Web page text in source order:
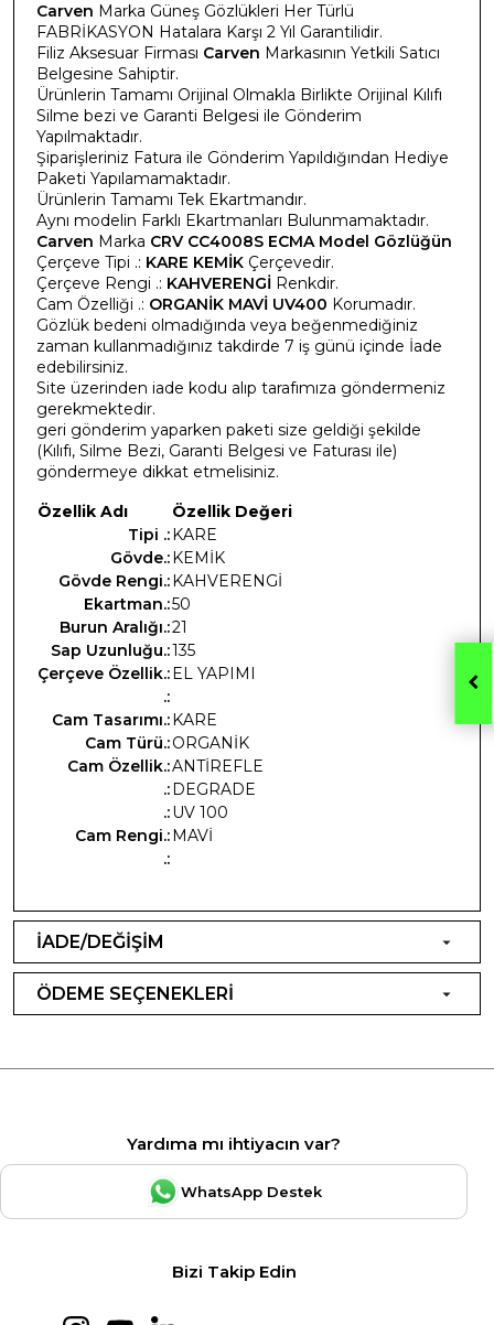
Carven Marka Güneş Gözlükleri Her Türlü
FABRİKASYON Hatalara Karşı 2 Yıl Garantilidir.
Filiz Aksesuar Firması Carven Markasının Yetkili Satıcı
Belgesine Sahiptir.
Ürünlerin Tamamı Orijinal Olmakla Birlikte Orijinal Kılıfı
Silme bezi ve Garanti Belgesi ile Gönderim
Yapılmaktadır.
Şiparişleriniz Fatura ile Gönderim Yapıldığından Hediye
Paketi Yapılamamaktadır.
Ürünlerin Tamamı Tek Ekartmandır.
Aynı modelin Farklı Ekartmanları Bulunmamaktadır.
Carven Marka CRV CC4008S ECMA Model Gözlüğün
Çerçeve Tipi .: KARE KEMİK Çerçevedir.
Çerçeve Rengi .: KAHVERENGİ Renkdir.
Cam Özelliği .: ORGANİK MAVİ UV400 Korumadır.
Gözlük bedeni olmadığında veya beğenmediğiniz
zaman kullanmadığınız takdirde 7 iş günü içinde İade
edebilirsiniz.
Site üzerinden iade kodu alıp tarafımıza göndermeniz
gerekmektedir.
geri gönderim yaparken paketi size geldiği şekilde
(Kılıfı, Silme Bezi, Garanti Belgesi ve Faturası ile)
göndermeye dikkat etmelisiniz.
Özellik Adı
Özellik Değeri
Tipi .:KARE
Gövde.:KEMİK
Gövde Rengi.:KAHVERENGİ
Ekartman.:50
Burun Aralığı.:21
Sap Uzunluğu.:135
Çerçeve Özellik.:EL YAPIMI
.:
Cam Tasarımı.:KARE
Cam Türü.:ORGANİK
Cam Özellik.:ANTİREFLE
.:DEGRADE
.:UV 100
Cam Rengi.:MAVİ
.:
İADE/DEĞİŞİM
ÖDEME SEÇENEKLERİ
Yardıma mı ihtiyacın var?
WhatsApp Destek
Bizi Takip Edin